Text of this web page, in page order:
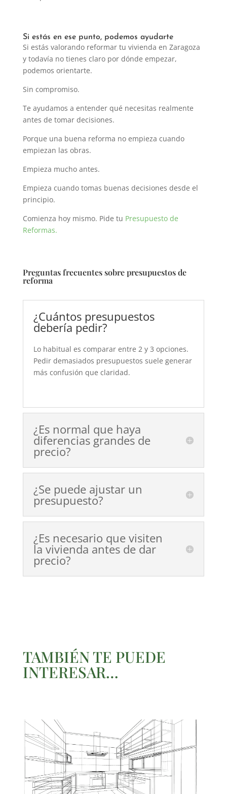
Si estás en ese punto, podemos ayudarte
Si estás valorando reformar tu vivienda en Zaragoza
y todavía no tienes claro por dónde empezar,
podemos orientarte.
Sin compromiso.
Te ayudamos a entender qué necesitas realmente
antes de tomar decisiones.
Porque una buena reforma no empieza cuando
empiezan las obras.
Empieza mucho antes.
Empieza cuando tomas buenas decisiones desde el
principio.
Comienza hoy mismo. Pide tu Presupuesto de
Reformas.
Preguntas frecuentes sobre presupuestos de
reforma
¿Cuántos presupuestos
debería pedir?
Lo habitual es comparar entre 2 y 3 opciones.
Pedir demasiados presupuestos suele generar
más confusión que claridad.
¿Es normal que haya
diferencias grandes de
precio?
¿Se puede ajustar un
presupuesto?
¿Es necesario que visiten
la vivienda antes de dar
precio?
TAMBIÉN TE PUEDE
INTERESAR…